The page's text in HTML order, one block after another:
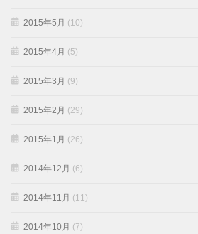
2015年5月 (10)
2015年4月 (5)
2015年3月 (9)
2015年2月 (29)
2015年1月 (26)
2014年12月 (6)
2014年11月 (11)
2014年10月 (7)